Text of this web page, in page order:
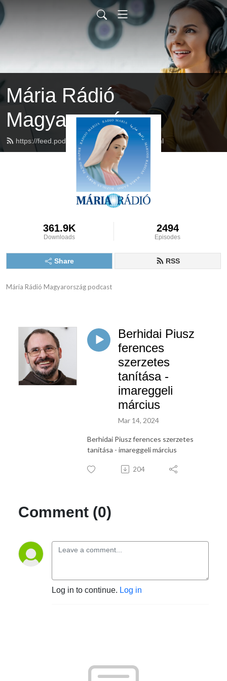
Mária Rádió
Magyarország
https://feed.podbean.com/mariaradio/feed.xml
361.9K
Downloads
2494
Episodes
Share RSS
Mária Rádió Magyarország podcast
Berhidai Piusz
ferences
szerzetes
tanítása -
imareggeli
március
Mar 14, 2024
Berhidai Piusz ferences szerzetes
tanítása - imareggeli március
204
Comment (0)
Log in to continue. Log in